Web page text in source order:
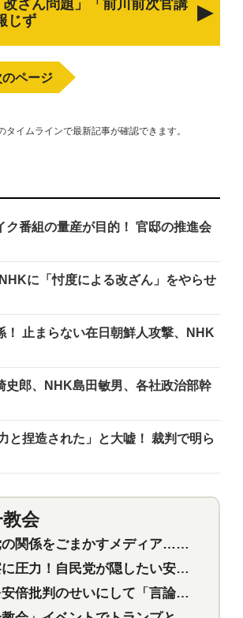
ざん問題」「前川前次官講
じず
のページ
イムラインで最新記事が確認できます。
番組の量産が目的！ 官邸の推進会
に「忖度による改ざん」をやらせ
止まらない在日朝鮮人攻撃、NHK
史郎、NHK島田敏男、各社政治部幹
と捏造された」と大嘘！ 裁判で明ら
会
すメディア…民放は有田芳生に発言自粛を要求
党が隠したい安倍元首相と統一教会の深い関係
いにして「言論封殺」に利用する自民党応援団